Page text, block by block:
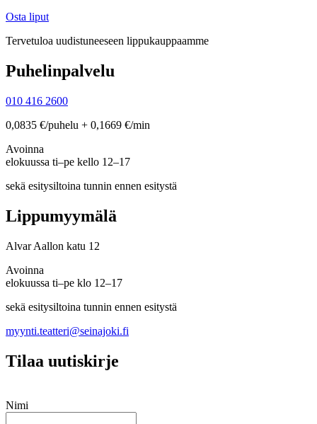
Osta liput
Tervetuloa uudistuneeseen lippukauppaamme
Puhelinpalvelu
010 416 2600
0,0835 €/puhelu + 0,1669 €/min
Avoinna
elokuussa ti–pe kello 12–17
sekä esitysiltoina tunnin ennen esitystä
Lippumyymälä
Alvar Aallon katu 12
Avoinna
elokuussa ti–pe klo 12–17
sekä esitysiltoina tunnin ennen esitystä
myynti.teatteri@seinajoki.fi
Tilaa uutiskirje
Nimi